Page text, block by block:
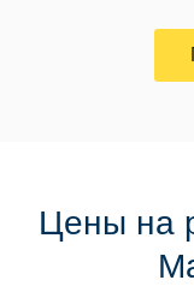
Цены на